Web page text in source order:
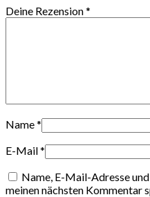
Deine Rezension*
Name*
E-Mail*
Name, E-Mail-Adresse
meinen nächsten Kommentar